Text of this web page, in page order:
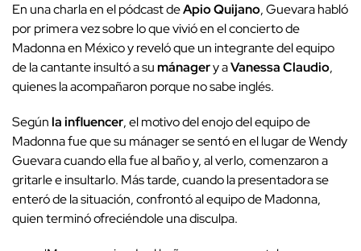
En una charla en el pódcast deApio Quijano, Guevara habló
por primera vez sobre lo que vivió en el concierto de
Madonna en México y reveló que un integrante del equipo
de la cantante insultó a sumánagery aVanessa Claudio,
quienes la acompañaron porque no sabe inglés.
Segúnla influencer, el motivo del enojo del equipo de
Madonna fue que su mánager se sentó en el lugar de Wendy
Guevara cuando ella fue al baño y, al verlo, comenzaron a
gritarle e insultarlo. Más tarde, cuando la presentadora se
enteró de la situación, confrontó al equipo de Madonna,
quien terminó ofreciéndole una disculpa.